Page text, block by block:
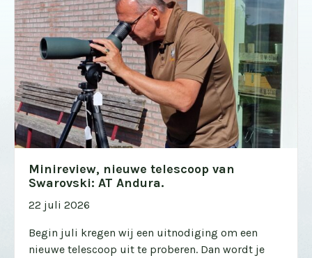
Minireview, nieuwe telescoop van
Swarovski: AT Andura.
22 juli 2026
Begin juli kregen wij een uitnodiging om een
nieuwe telescoop uit te proberen. Dan wordt je